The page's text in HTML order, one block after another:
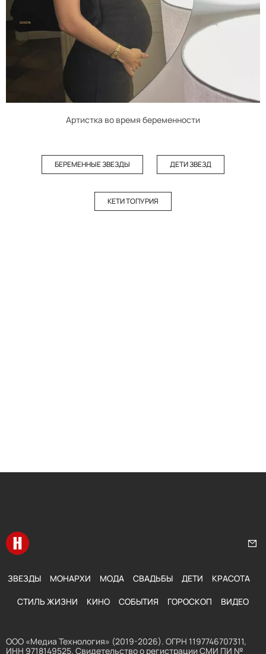
Артистка во время беременности
БЕРЕМЕННЫЕ ЗВЕЗДЫ ДЕТИ ЗВЕЗД
КЕТИ ТОПУРИЯ
Перейти на главную
ЗВЕЗДЫ МОНАРХИ МОДА СВАДЬБЫ ДЕТИ КРАСОТА
СТИЛЬ ЖИЗНИ КИНО СОБЫТИЯ ГОРОСКОП ВИДЕО
ООО «Медиа Технология» (2019-2026). ОГРН 1197746707311,
ИНН 9718149525. Свидетельство о регистрации СМИ ПИ №